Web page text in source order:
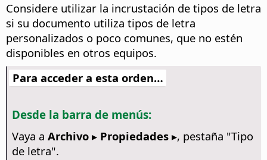
Considere utilizar la incrustación de tipos de letra
si su documento utiliza tipos de letra
personalizados o poco comunes, que no estén
disponibles en otros equipos.
Para acceder a esta orden…
Desde la barra de menús:
Vaya a Archivo ▸ Propiedades ▸, pestaña "Tipo
de letra".